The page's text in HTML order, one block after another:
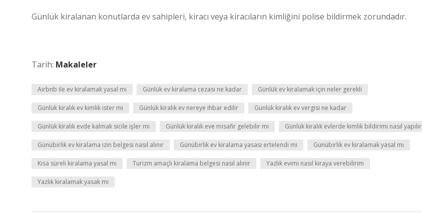
Günlük kiralanan konutlarda ev sahipleri, kiracı veya kiracıların kimliğini polise bildirmek zorundadır.
Tarih: Makaleler
Airbnb ile ev kiralamak yasal mı Günlük ev kiralama cezası ne kadar Günlük ev kiralamak için neler gerekli
Günlük kiralık ev kimlik ister mi Günlük kiralık ev nereye ihbar edilir Günlük kiralık ev vergisi ne kadar
Günlük kiralık evde kalmak sicile işler mi Günlük kiralık eve misafir gelebilir mi Günlük kiralık evlerde kimlik bildirimi nasıl yapılır
Günübirlik ev kiralama izin belgesi nasıl alınır Günübirlik ev kiralama yasası ertelendi mi Günübirlik ev kiralamak yasal mı
Kısa süreli kiralama yasal mı Turizm amaçlı kiralama belgesi nasıl alınır Yazlık evimi nasıl kiraya verebilirim
Yazlık kiralamak yasak mı